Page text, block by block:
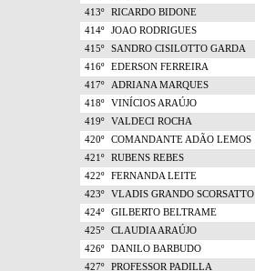
413º
RICARDO BIDONE
414º
JOAO RODRIGUES
415º
SANDRO CISILOTTO GARDA
416º
EDERSON FERREIRA
417º
ADRIANA MARQUES
418º
VINÍCIOS ARAÚJO
419º
VALDECI ROCHA
420º
COMANDANTE ADÃO LEMOS
421º
RUBENS REBES
422º
FERNANDA LEITE
423º
VLADIS GRANDO SCORSATTO
424º
GILBERTO BELTRAME
425º
CLAUDIA ARAÚJO
426º
DANILO BARBUDO
427º
PROFESSOR PADILLA